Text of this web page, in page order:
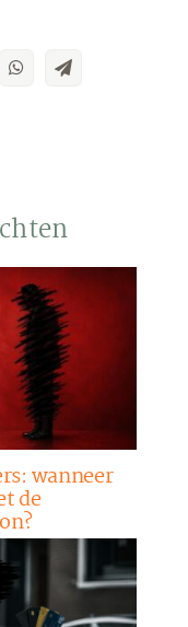
wanneer
de